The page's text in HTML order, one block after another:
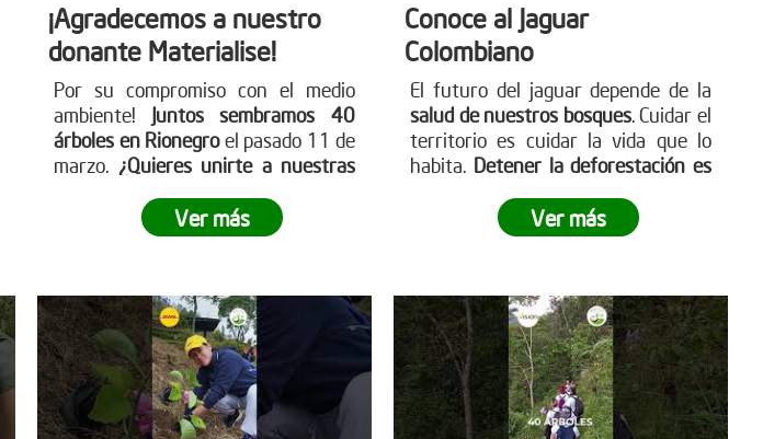
¡Agradecemos a nuestro
donante Materialise!
Por su compromiso con el medio
ambiente! Juntos sembramos 40
árboles en Rionegroel pasado 11 de
marzo. ¿Quieres unirte a nuestras
página web www.reddearboles.org
para más información y únete al
Ver más
Conoce al Jaguar
Colombiano
El futuro del jaguar depende de la
salud de nuestros bosques. Cuidar el
territorio es cuidar la vida que lo
habita. Detener la deforestación es
Comenta “YO” si quieres ayudar a
detener la deforestación. Más en
Ver más